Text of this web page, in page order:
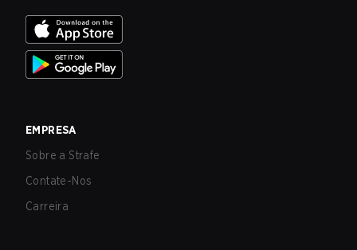
EMPRESA
Sobre a Strafe
Contate-Nos
Carreira